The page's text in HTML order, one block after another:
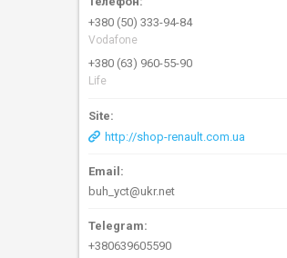
+380 (50) 333-94-84
Vodafone
+380 (63) 960-55-90
Life
http://shop-renault.com.ua
buh_yct@ukr.net
+380639605590